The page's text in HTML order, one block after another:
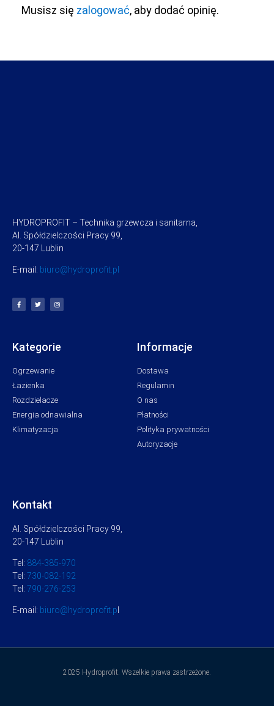
Musisz się zalogować, aby dodać opinię.
HYDROPROFIT – Technika grzewcza i sanitarna,
Al. Spółdzielczości Pracy 99,
20-147 Lublin
E-mail: biuro@hydroprofit.pl
Kategorie
Ogrzewanie
Łazienka
Rozdzielacze
Energia odnawialna
Klimatyzacja
Informacje
Dostawa
Regulamin
O nas
Płatności
Polityka prywatności
Autoryzacje
Kontakt
Al. Spółdzielczości Pracy 99,
20-147 Lublin
Tel: 884-385-970
Tel: 730-082-192
Tel: 790-276-253
E-mail: biuro@hydroprofit.p
2025 Hydroprofit. Wszelkie prawa zastrzeżone.